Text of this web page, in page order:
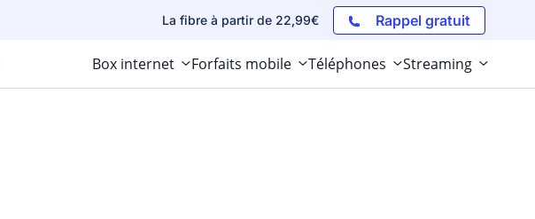
La fibre à partir de 22,99€ Rappel gratuit
Box internet Forfaits mobile Téléphones Streaming